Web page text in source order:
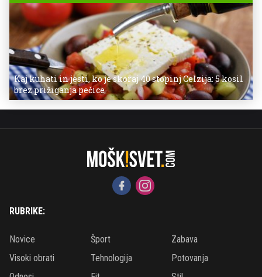
Kaj kuhati in jesti, ko je skoraj 40 stopinj Celzija: 5 kosil
brez prižiganja pečice
RUBRIKE:
Novice Šport
Zabava
Visoki obrati
Tehnologija
Potovanja